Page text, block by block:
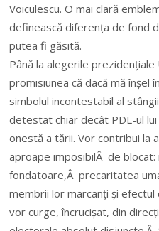
Voiculescu. O mai clară
definească diferența de fond
putea fi găsită.
Până la alegerile
promisiunea că dacă mă înșel
simbolul incontestabil al
detestat chiar decât PDL-ul
onestă a tării. Vor contribui
aproape imposibilÂ de
fondatoare,Â precaritatea
membrii lor marcanți și
vor curge, încrucișat, din